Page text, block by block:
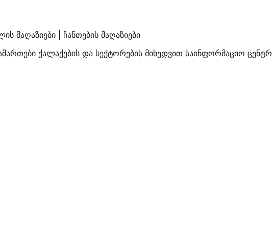
მაღაზიები | ჩანთების მაღაზიები
ქალაქების და სექტორების მიხედვით საინფორმაციო ცენტრ